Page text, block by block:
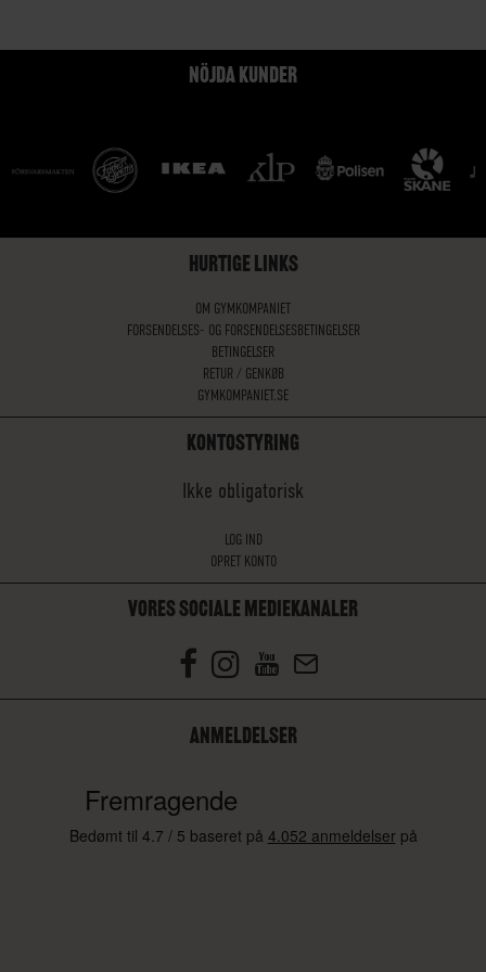
NÖJDA KUNDER
HURTIGE LINKS
OM GYMKOMPANIET
FORSENDELSES- OG FORSENDELSESBETINGELSER
BETINGELSER
RETUR / GENKØB
GYMKOMPANIET.SE
KONTOSTYRING
Ikke obligatorisk
LOG IND
OPRET KONTO
VORES SOCIALE MEDIEKANALER
ANMELDELSER